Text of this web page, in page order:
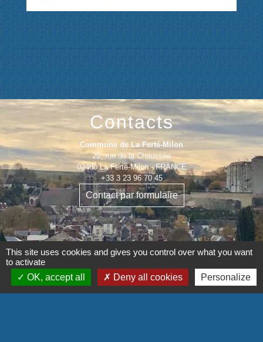
Contacts
Commune de La Ferté-Milon
29, rue de la Chaussée
02460 La Ferté-Milon - FRANCE
+33 3 23 96 70 45
Contact par formulaire
Mentions légales - Politique de confidentialité
Accessibilité - Plan du site - Gestion des cookies
This site uses cookies and gives you control over what you want
to activate
OK, accept all
Deny all cookies Personalize